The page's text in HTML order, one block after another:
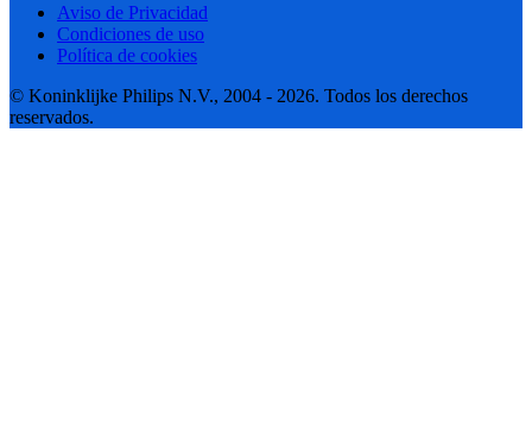
Aviso de Privacidad
Condiciones de uso
Política de cookies
© Koninklijke Philips N.V., 2004 - 2026. Todos los derechos
reservados.